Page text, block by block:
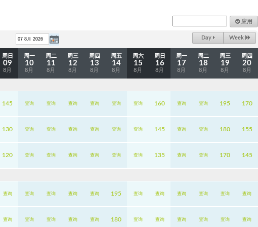
应用
Day Week
周日
09
8月
周一
10
8月
周二
11
8月
周三
12
8月
周四
13
8月
周五
14
8月
周六
15
8月
周日
16
8月
周一
17
8月
周二
18
8月
周三
19
8月
周四
20
8月
145 查询 查询 查询 查询 查询 查询 160 查询 查询 195 170
130 查询 查询 查询 查询 查询 查询 145 查询 查询 180 155
120 查询 查询 查询 查询 查询 查询 135 查询 查询 170 145
查询 查询 查询 查询 查询 195 查询 查询 查询 查询 查询 查询
查询 查询 查询 查询 查询 180 查询 查询 查询 查询 查询 查询